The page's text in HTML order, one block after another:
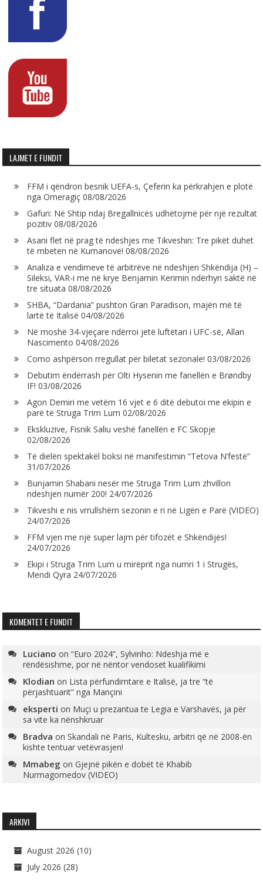
LAJMET E FUNDIT
FFM i qëndron besnik UEFA-s, Çeferin ka përkrahjen e plotë
nga Omeragiç 08/08/2026
Gafuri: Në Shtip ndaj Bregallnicës udhëtojmë për një rezultat
pozitiv 08/08/2026
Asani flet në prag të ndeshjes me Tikveshin: Tre pikët duhet
të mbeten në Kumanovë! 08/08/2026
Analiza e vendimeve të arbitrëve në ndeshjen Shkëndija (H) –
Sileksi, VAR-i me në krye Benjamin Kerimin ndërhyri saktë në
tre situata 08/08/2026
SHBA, “Dardania” pushton Gran Paradison, majën më të
lartë të Italisë 04/08/2026
Në moshë 34-vjeçare ndërroi jetë luftëtari i UFC-së, Allan
Nascimento 04/08/2026
Como ashpërson rregullat për biletat sezonale! 03/08/2026
Debutim ëndërrash për Olti Hysenin me fanellën e Brøndby
IF! 03/08/2026
Agon Demiri me vetëm 16 vjet e 6 ditë debutoi me ekipin e
parë të Struga Trim Lum 02/08/2026
Ekskluzive, Fisnik Saliu veshë fanellën e FC Skopje
02/08/2026
Të dielën spektakël boksi në manifestimin “Tetova N’festë”
31/07/2026
Bunjamin Shabani nesër me Struga Trim Lum zhvillon
ndeshjen numër 200! 24/07/2026
Tikveshi e nis vrrullshëm sezonin e ri në Ligën e Parë (VIDEO)
24/07/2026
FFM vjen me një super lajm për tifozët e Shkëndijës!
24/07/2026
Ekipi i Struga Trim Lum u mirëprit nga numri 1 i Strugës,
Mendi Qyra 24/07/2026
KOMENTET E FUNDIT
Luciano on“Euro 2024”, Sylvinho: Ndeshja më e
rëndësishme, por në nëntor vendoset kualifikimi
Klodian on Lista përfundimtare e Italisë, ja tre “të
përjashtuarit” nga Mançini
eksperti on Muçi u prezantua te Legia e Varshavës, ja për
sa vite ka nënshkruar
Bradva onSkandali në Paris, Kultesku, arbitri që në 2008-ën
kishte tentuar vetëvrasjen!
Mmabeg onGjejnë pikën e dobët të Khabib
Nurmagomedov (VIDEO)
ARKIVI
August 2026 (10)
July 2026 (28)